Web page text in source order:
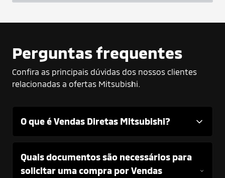
Perguntas frequentes
Confira as principais dúvidas dos nossos clientes
relacionadas a ofertas Mitsubishi.
O que é Vendas Diretas Mitsubishi?
Quais documentos são necessários para
solicitar uma compra por Vendas